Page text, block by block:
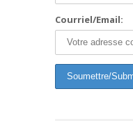
Courriel/Email: